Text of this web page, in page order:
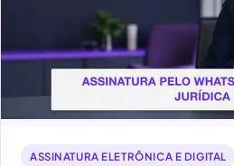
ASSINATURA ELETRÔNICA E DIGITAL